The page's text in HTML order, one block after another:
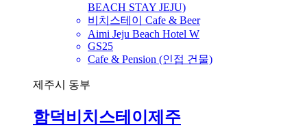
BEACH STAY JEJU)
비치스테이 Cafe & Beer
Aimi Jeju Beach Hotel W
GS25
Cafe & Pension (인접 건물)
제주시 동부
함덕비치스테이제주